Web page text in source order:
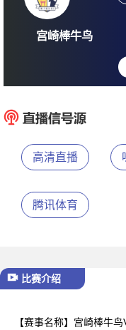
宫崎棒牛鸟
高清直播
腾讯体育
比赛介绍
【赛事名称】 宫崎棒牛